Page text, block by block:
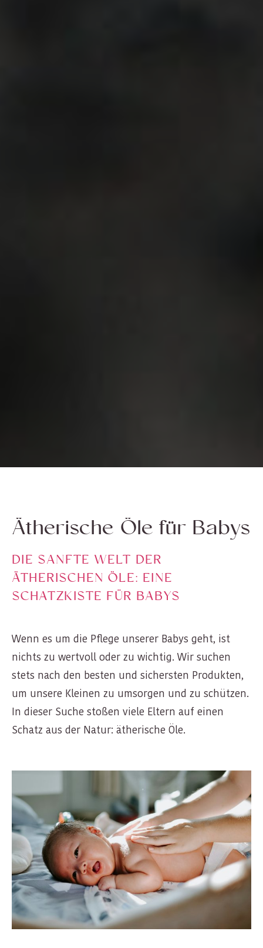
Ätherische Öle für Babys
DIE SANFTE WELT DER
ÄTHERISCHEN ÖLE: EINE
SCHATZKISTE FÜR BABYS
Wenn es um die Pflege unserer Babys geht, ist
nichts zu wertvoll oder zu wichtig. Wir suchen
stets nach den besten und sichersten Produkten,
um unsere Kleinen zu umsorgen und zu schützen.
In dieser Suche stoßen viele Eltern auf einen
Schatz aus der Natur: ätherische Öle.